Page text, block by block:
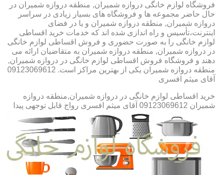
فروشگاه لوازم خانگی دروازه شمیران, منطقه دروازه شمیران در
حال حاضر مجموعه ها و فروشگاه های بسیار زیادی در سراسر
دروازه شمیران, منطقه دروازه شمیران و یا در فضای
اینترنت،تأسیس و راه اندازی شده اند که خدمات خرید اقساطی
لوازم خانگی را به صورت حضوری و فروش اقساطی لوازم خانگی
در دروازه شمیران, منطقه دروازه شمیران به متقاضیان ارائه می
دهند و فروشگاه فروش اقساطی لوازم خانگی در دروازه شمیران,
منطقه دروازه شمیران یکی از بهترین مراکز است. 09123069612
آقای میثم افسری
خرید اقساطی لوازم خانگی در دروازه شمیران,منطقه دروازه
شمیران 09123069612 آقای میثم افسری
رواج قابل توجهی پیدا